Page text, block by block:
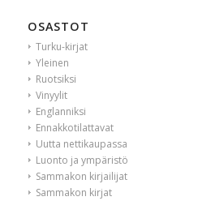
OSASTOT
Turku-kirjat
Yleinen
Ruotsiksi
Vinyylit
Englanniksi
Ennakkotilattavat
Uutta nettikaupassa
Luonto ja ympäristö
Sammakon kirjailijat
Sammakon kirjat